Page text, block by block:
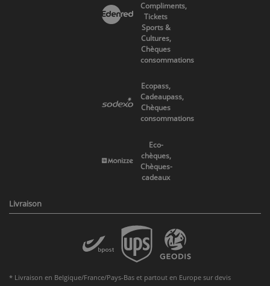
Compliments,
Tickets
Sports &
Cultures,
Chèques
consommations
Ecopass,
Cadeaupass,
Chèques
consommations
Eco-
chèques,
Chèques-
cadeaux
Livraison
* Livraison en Belgique/France/Pays-Bas et partout en Europe sur devis